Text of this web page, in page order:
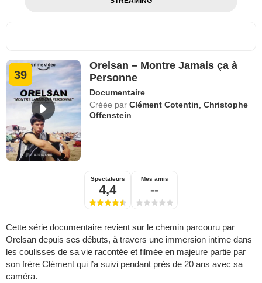
39
Orelsan – Montre Jamais ça à
Personne
Documentaire
Créée par Clément Cotentin ,Christophe
Offenstein
Spectateurs
4,4
Mes amis
--
Cette série documentaire revient sur le chemin parcouru par
Orelsan depuis ses débuts, à travers une immersion intime dans
les coulisses de sa vie racontée et filmée en majeure partie par
son frère Clément qui l’a suivi pendant près de 20 ans avec sa
caméra.